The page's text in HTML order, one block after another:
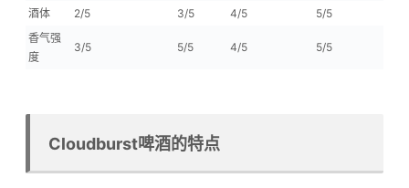
酒体
2/5 3/5 4/5
5/5
香气强
度
3/5 5/5 4/5 5/5
Cloudburst啤酒的特点